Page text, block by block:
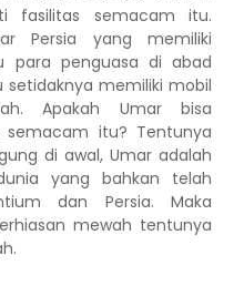
fasilitas semacam itu.
Persia yang memiliki
para penguasa di abad
memiliki mobil
Apakah Umar bisa
semacam itu? Tentunya
di awal, Umar adalah
yang bahkan telah
dan Persia. Maka
mewah tentunya